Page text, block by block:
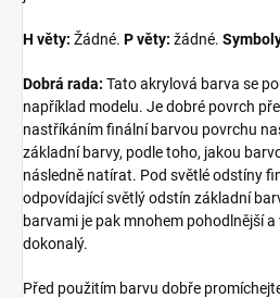
H věty: Žádné. P věty: žádné.
Dobrá rada: Tato akrylová barva se
například modelu. Je dobré povrch
nastříkáním finální barvou povrchu
základní barvy, podle toho, jakou
následně natírat. Pod světlé odstíny
odpovídající světlý odstín základní
barvami je pak mnohem pohodlnější
dokonalý.
Před použitím barvu dobře